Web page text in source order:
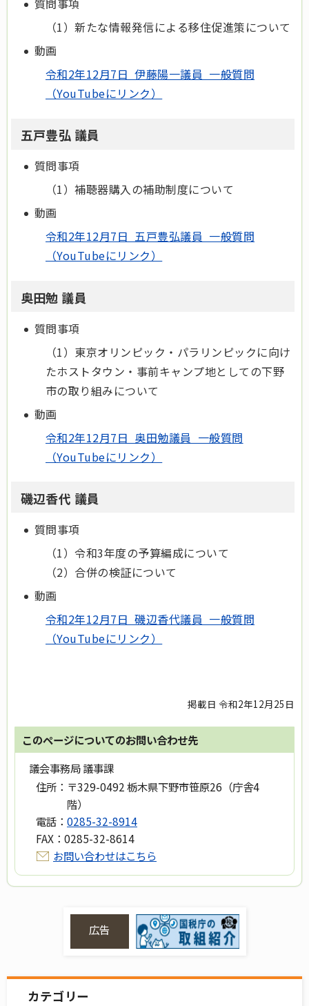
質問事項
（1）新たな情報発信による移住促進策について
動画
令和2年12月7日 伊藤陽一議員 一般質問
（YouTubeにリンク）
五戸豊弘 議員
質問事項
（1）補聴器購入の補助制度について
動画
令和2年12月7日 五戸豊弘議員 一般質問
（YouTubeにリンク）
奥田勉 議員
質問事項
（1）東京オリンピック・パラリンピックに向け
たホストタウン・事前キャンプ地としての下野
市の取り組みについて
動画
令和2年12月7日 奥田勉議員 一般質問
（YouTubeにリンク）
磯辺香代 議員
質問事項
（1）令和3年度の予算編成について
（2）合併の検証について
動画
令和2年12月7日 磯辺香代議員 一般質問
（YouTubeにリンク）
掲載日 令和2年12月25日
このページについてのお問い合わせ先
議会事務局 議事課
住所： 〒329-0492 栃木県下野市笹原26（庁舎4
階）
電話： 0285-32-8914
FAX： 0285-32-8614
お問い合わせはこちら
広告
カテゴリー